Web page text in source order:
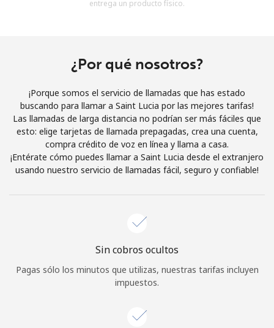
Al abrir una cuenta en este sitio web, estoy de acuerdo con
Únete
¡Hola!
Inicia sesión oREGÍSTRATE →
¿Olvidaste tu contraseña? →
Iniciar Sesión
entrega un producto físico.
¿Por qué nosotros?
¡Porque somos el servicio de llamadas que has estado
buscando para llamar a Saint Lucia por las mejores tarifas!
Las llamadas de larga distancia no podrían ser más fáciles que
esto: elige tarjetas de llamada prepagadas, crea una cuenta,
compra crédito de voz en línea y llama a casa.
¡Entérate cómo puedes llamar a Saint Lucia desde el extranjero
usando nuestro servicio de llamadas fácil, seguro y confiable!
Sin cobros ocultos
Pagas sólo los minutos que utilizas, nuestras tarifas incluyen
impuestos.